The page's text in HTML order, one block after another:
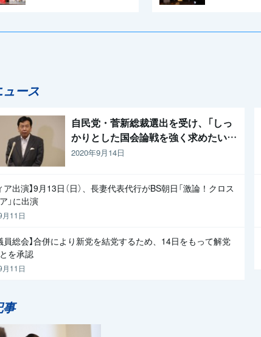
ース
自民党・菅新総裁選出を受け、「しっ
かりとした国会論戦を強く求めたい」
と枝野代表
2020年9月14日
ア出演】9月13日（日）、長妻代表代行がBS朝日「激論！クロス
」に出演
11日
員総会】合併により新党を結党するため、14日をもって解党
を承認
11日